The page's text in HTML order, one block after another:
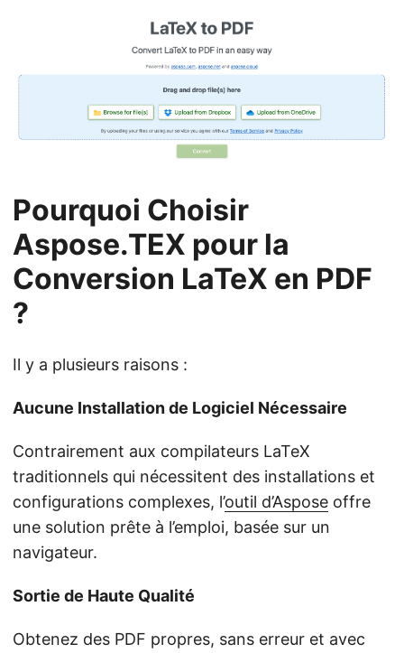
Pourquoi Choisir
Aspose.TEX pour la
Conversion LaTeX en PDF
?
Il y a plusieurs raisons :
Aucune Installation de Logiciel Nécessaire
Contrairement aux compilateurs LaTeX
traditionnels qui nécessitent des installations et
configurations complexes, l’outil d’Aspose offre
une solution prête à l’emploi, basée sur un
navigateur.
Sortie de Haute Qualité
Obtenez des PDF propres, sans erreur et avec